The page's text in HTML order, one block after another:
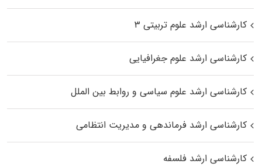
کارشناسی ارشد علوم تربیتی ۳
کارشناسی ارشد علوم جغرافیایی
کارشناسی ارشد علوم سیاسی و روابط بین الملل
کارشناسی ارشد فرماندهی و مدیریت انتظامی
کارشناسی ارشد فلسفه